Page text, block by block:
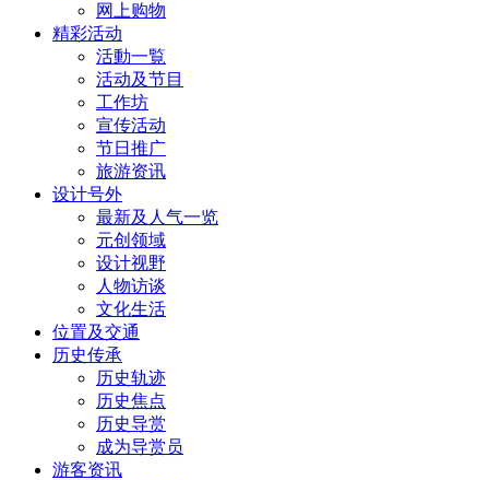
网上购物
精彩活动
活動一覧
活动及节目
工作坊
宣传活动
节日推广
旅游资讯
设计号外
最新及人气一览
元创领域
设计视野
人物访谈
文化生活
位置及交通
历史传承
历史轨迹
历史焦点
历史导赏
成为导赏员
游客资讯